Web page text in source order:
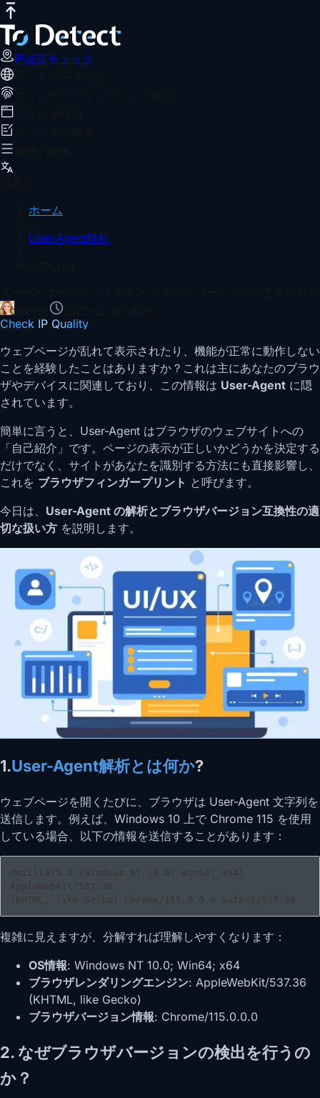
IP品質チェック
ユーザーエージェント分析とブラウザ
ToDetectは、ユーザーエージェントをすばやく解析し、ブラ
ホーム
おすすめ記事
IP品質チェック
ホーム
User-Agent解析
Check IP Quality
ウェブページが乱れて表示されたり、機能が正常に動作しない
ことを経験したことはありますか？これは主にあなたのブラウ
ザやデバイスに関連しており、この情報は User-Agent に隠
されています。
簡単に言うと、User-Agent はブラウザのウェブサイトへの
「自己紹介」です。ページの表示が正しいかどうかを決定する
だけでなく、サイトがあなたを識別する方法にも直接影響し、
これを ブラウザフィンガープリント と呼びます。
今日は、 User-Agent の解析とブラウザバージョン互換性の適
切な扱い方 を説明します。
1.User-Agent解析とは何か?
ウェブページを開くたびに、ブラウザは User-Agent 文字列を
送信します。例えば、Windows 10 上で Chrome 115 を使用
している場合、以下の情報を送信することがあります：
Mozilla/5.0 (Windows NT 10.0; Win64; x64)
AppleWebKit/537.36
(KHTML, like Gecko) Chrome/115.0.0.0 Safari/537.36
複雑に見えますが、分解すれば理解しやすくなります：
OS情報: Windows NT 10.0; Win64; x64
ブラウザレンダリングエンジン: AppleWebKit/537.36
(KHTML, like Gecko)
ブラウザバージョン情報: Chrome/115.0.0.0
2. なぜブラウザバージョンの検出を行うの
か？